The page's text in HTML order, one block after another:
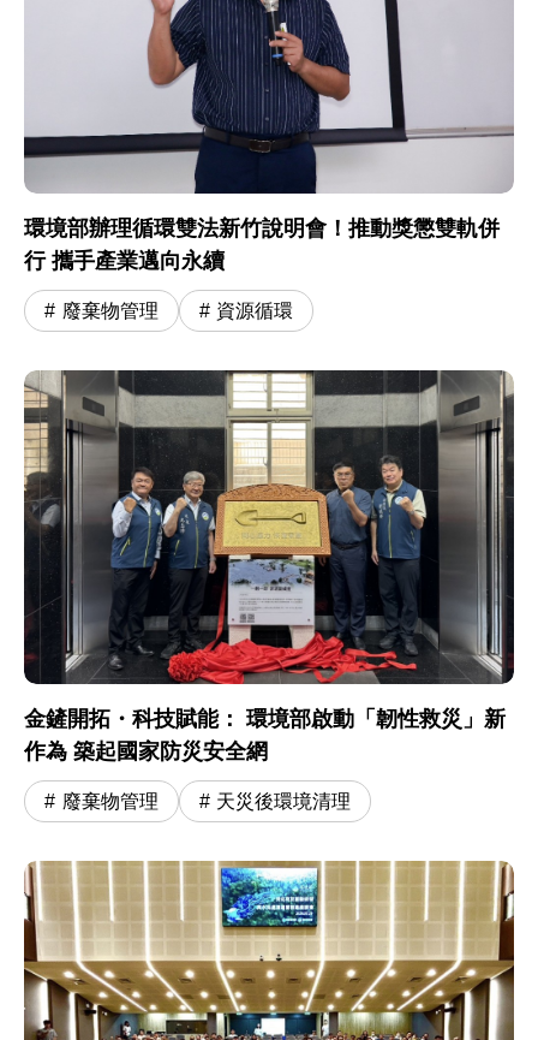
環境部辦理循環雙法新竹說明會！推動獎懲雙軌併
行 攜手產業邁向永續
廢棄物管理 資源循環
金鏟開拓・科技賦能： 環境部啟動「韌性救災」新
作為 築起國家防災安全網
廢棄物管理 天災後環境清理